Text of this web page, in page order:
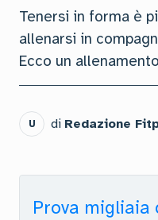
Tenersi in forma è
allenarsi in
Ecco un
U di Redazione
Prova